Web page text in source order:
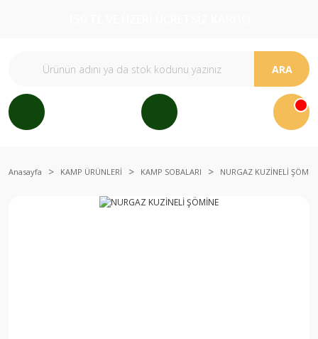
ARA
Anasayfa KAMP ÜRÜNLERİ KAMP SOBALARI NURGAZ KUZİNELİ